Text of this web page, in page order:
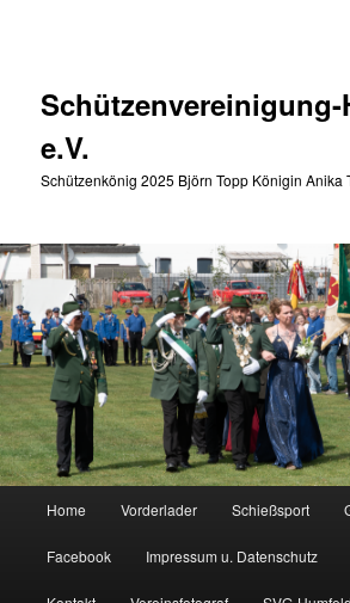
Schützenvereinigung-
e.V.
Schützenkönig 2025 Björn Topp Königin Anika
Home Vorderlader Schießsport
Facebook Impressum u. Datenschutz